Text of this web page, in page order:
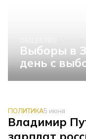
Выборы в
день с
ПОЛИТИКА5 июня
Владимир